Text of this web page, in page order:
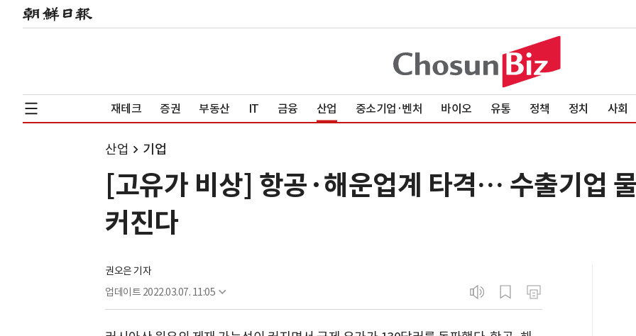
재테크 증권 부동산 IT 금융 산업 중소기업·벤처 바이오 유통 정책 정치 사회
산업 기업
[고유가 비상] 항공·해운업계 타격… 수출기업
커진다
권오은 기자
업데이트 2022.03.07. 11:05